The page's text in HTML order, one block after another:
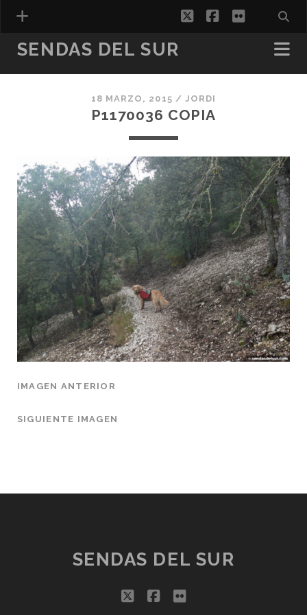
CATALÁN )
twitterfacebook
flickr
SENDAS DEL SUR
18 MARZO, 2015 / JORDI
P1170036 COPIA
IMAGEN ANTERIOR
SIGUIENTE IMAGEN
SENDAS DEL SUR
twitterfacebook
flickr